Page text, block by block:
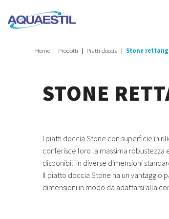
Home Prodotti Piatti doccia Stone
STONE
I piatti doccia Stone con superficie in
conferisce loro la massima robustezza
disponibili in diverse dimensioni
Il piatto doccia Stone ha un vantaggio
dimensioni in modo da adattarsi alla